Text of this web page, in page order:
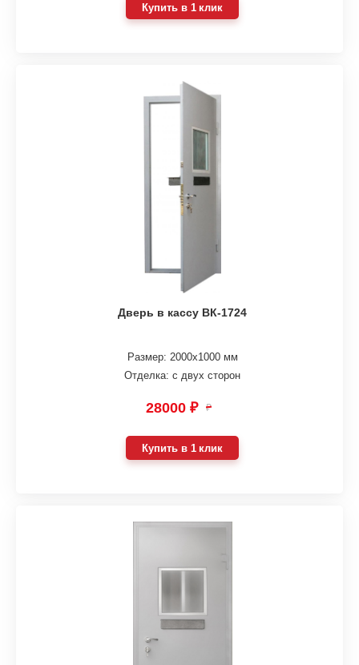
Купить в 1 клик
Дверь в кассу ВК-1724
Размер: 2000х1000 мм
Отделка: с двух сторон
28000 ₽ ₽
Купить в 1 клик